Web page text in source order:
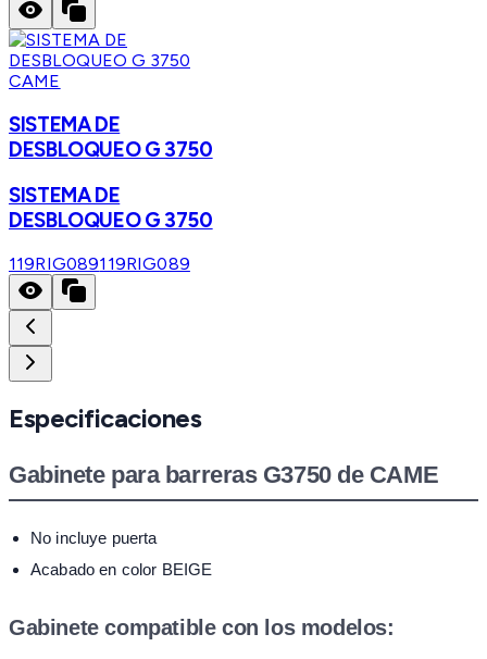
CAME
SISTEMA DE
DESBLOQUEO G 3750
SISTEMA DE
DESBLOQUEO G 3750
119RIG089119RIG089
Especificaciones
Gabinete para barreras G3750 de CAME
No incluye puerta
Acabado en color BEIGE
Gabinete compatible con los modelos: